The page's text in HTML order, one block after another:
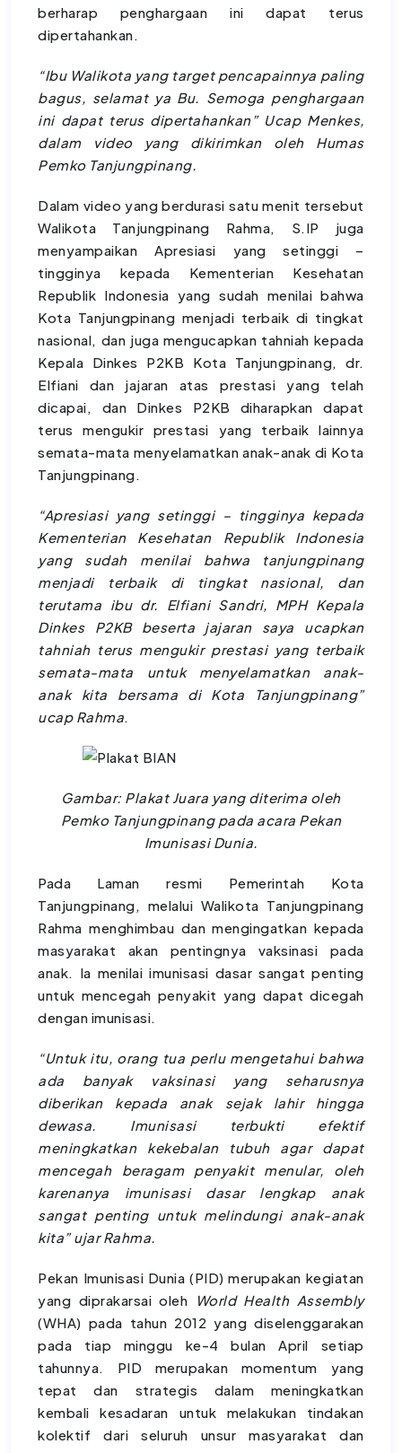
berharap penghargaan ini dapat terus
dipertahankan.
“Ibu Walikota yang target pencapainnya paling
bagus, selamat ya Bu. Semoga penghargaan
ini dapat terus dipertahankan” Ucap Menkes,
dalam video yang dikirimkan oleh Humas
Pemko Tanjungpinang.
Dalam video yang berdurasi satu menit tersebut
Walikota Tanjungpinang Rahma, S.IP juga
menyampaikan Apresiasi yang setinggi –
tingginya kepada Kementerian Kesehatan
Republik Indonesia yang sudah menilai bahwa
Kota Tanjungpinang menjadi terbaik di tingkat
nasional, dan juga mengucapkan tahniah kepada
Kepala Dinkes P2KB Kota Tanjungpinang, dr.
Elfiani dan jajaran atas prestasi yang telah
dicapai, dan Dinkes P2KB diharapkan dapat
terus mengukir prestasi yang terbaik lainnya
semata-mata menyelamatkan anak-anak di Kota
Tanjungpinang.
“Apresiasi yang setinggi – tingginya kepada
Kementerian Kesehatan Republik Indonesia
yang sudah menilai bahwa tanjungpinang
menjadi terbaik di tingkat nasional, dan
terutama ibu dr. Elfiani Sandri, MPH Kepala
Dinkes P2KB beserta jajaran saya ucapkan
tahniah terus mengukir prestasi yang terbaik
semata-mata untuk menyelamatkan anak-
anak kita bersama di Kota Tanjungpinang”
ucap Rahma.
Gambar: Plakat Juara yang diterima oleh
Pemko Tanjungpinang pada acara Pekan
Imunisasi Dunia.
Pada Laman resmi Pemerintah Kota
Tanjungpinang, melalui Walikota Tanjungpinang
Rahma menghimbau dan mengingatkan kepada
masyarakat akan pentingnya vaksinasi pada
anak. Ia menilai imunisasi dasar sangat penting
untuk mencegah penyakit yang dapat dicegah
dengan imunisasi.
“Untuk itu, orang tua perlu mengetahui bahwa
ada banyak vaksinasi yang seharusnya
diberikan kepada anak sejak lahir hingga
dewasa. Imunisasi terbukti efektif
meningkatkan kekebalan tubuh agar dapat
mencegah beragam penyakit menular, oleh
karenanya imunisasi dasar lengkap anak
sangat penting untuk melindungi anak-anak
kita” ujar Rahma.
Pekan Imunisasi Dunia (PID) merupakan kegiatan
yang diprakarsai oleh
World Health Assembly
(WHA) pada tahun 2012 yang diselenggarakan
pada tiap minggu ke-4 bulan April setiap
tahunnya. PID merupakan momentum yang
tepat dan strategis dalam meningkatkan
kembali kesadaran untuk melakukan tindakan
kolektif dari seluruh unsur masyarakat dan